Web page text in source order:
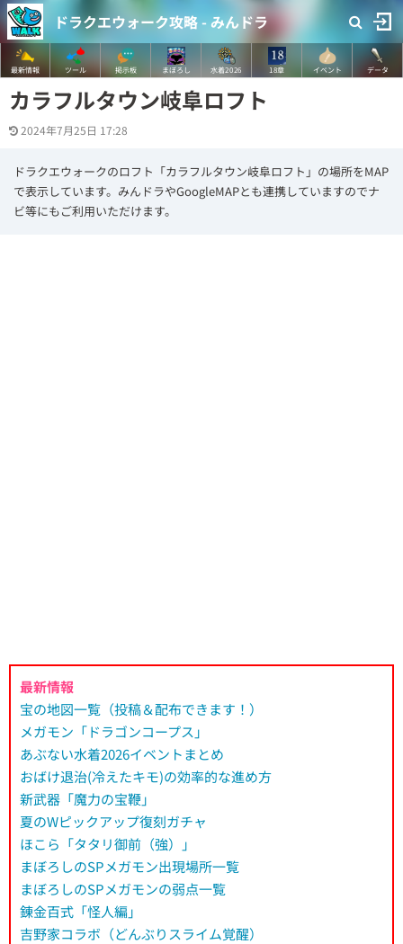
ドラクエウォーク攻略 - みんドラ
最新情報 ツール 掲示板 まぼろし 水着2026 18章 イベント データ
カラフルタウン岐阜ロフト
2024年7月25日 17:28
ドラクエウォークのロフト「カラフルタウン岐阜ロフト」の場所をMAP
で表示しています。みんドラやGoogleMAPとも連携していますのでナ
ビ等にもご利用いただけます。
最新情報
宝の地図一覧（投稿＆配布できます！）
メガモン「ドラゴンコープス」
あぶない水着2026イベントまとめ
おばけ退治(冷えたキモ)の効率的な進め方
新武器「魔力の宝鞭」
夏のWピックアップ復刻ガチャ
ほこら「タタリ御前（強）」
まぼろしのSPメガモン出現場所一覧
まぼろしのSPメガモンの弱点一覧
錬金百式「怪人編」
吉野家コラボ（どんぶりスライム覚醒）